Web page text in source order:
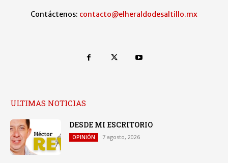
Contáctenos: contacto@elheraldodesaltillo.mx
ULTIMAS NOTICIAS
DESDE MI ESCRITORIO
OPINIÓN 7 agosto, 2026